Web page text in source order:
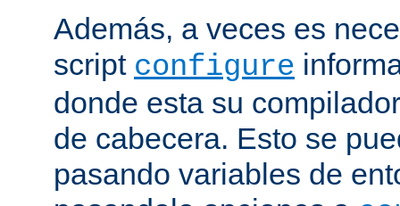
Además, a veces es
script configure
donde esta su
de cabecera. Esto se
pasando variables de